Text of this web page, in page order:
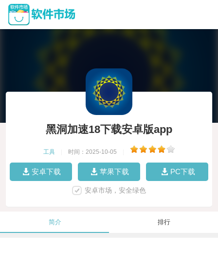
黑洞加速18下载安卓版app
工具 时间：2025-10-05
安卓下载 苹果下载 PC下载
安卓市场，安全绿色
简介 排行